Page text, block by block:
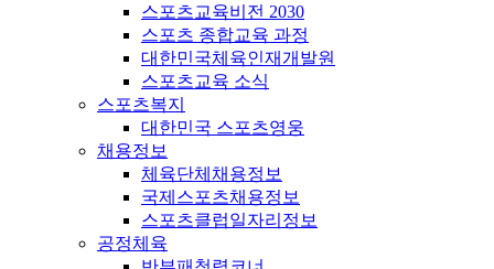
스포츠교육비전 2030
스포츠 종합교육 과정
대한민국체육인재개발원
스포츠교육 소식
스포츠복지
대한민국 스포츠영웅
채용정보
체육단체채용정보
국제스포츠채용정보
스포츠클럽일자리정보
공정체육